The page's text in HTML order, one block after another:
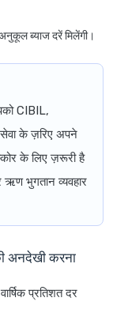
ब्याज दरें मिलेंगी।
CIBIL,
के ज़रिए अपने
के लिए ज़रूरी है
भुगतान व्यवहार
अनदेखी करना
प्रतिशत दर